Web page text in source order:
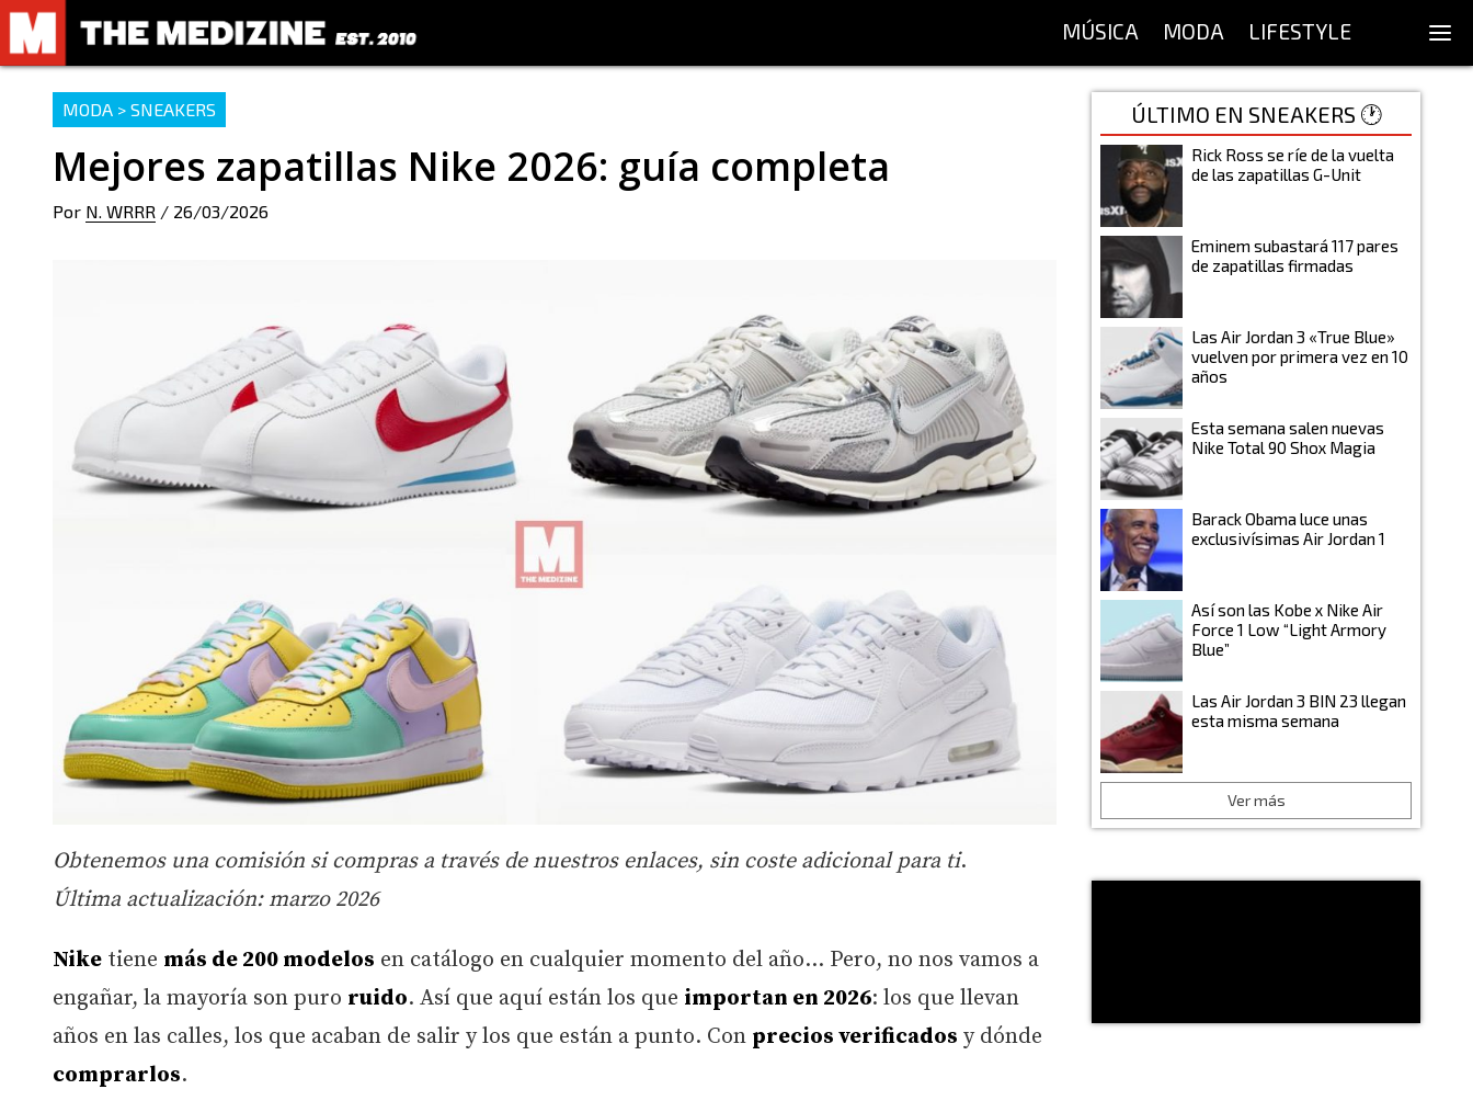
MÚSICA MODA LIFESTYLE
MODA > SNEAKERS
Mejores zapatillas Nike 2026: guía completa
Por N. WRRR / 26/03/2026
Obtenemos una comisión si compras a través de nuestros enlaces, sin coste adicional para ti.
Última actualización: marzo 2026
Nike tiene más de 200 modelos en catálogo en cualquier momento del año… Pero, no nos vamos a
engañar, la mayoría son puro ruido. Así que aquí están los que importan en 2026: los que llevan
años en las calles, los que acaban de salir y los que están a punto. Con precios verificados y dónde
comprarlos.
ÚLTIMO EN SNEAKERS 🕐
Rick Ross se ríe de la vuelta
de las zapatillas G-Unit
Eminem subastará 117 pares
de zapatillas firmadas
Las Air Jordan 3 «True Blue»
vuelven por primera vez en 10
años
Esta semana salen nuevas
Nike Total 90 Shox Magia
Barack Obama luce unas
exclusivísimas Air Jordan 1
Así son las Kobe x Nike Air
Force 1 Low “Light Armory
Blue”
Las Air Jordan 3 BIN 23 llegan
esta misma semana
Ver más